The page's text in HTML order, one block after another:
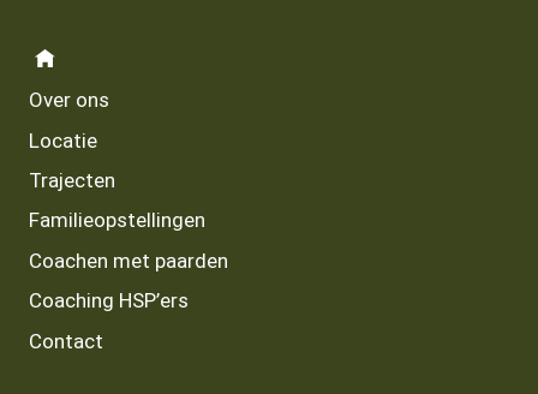
Over ons
Locatie
Trajecten
Familieopstellingen
Coachen met paarden
Coaching HSP’ers
Contact